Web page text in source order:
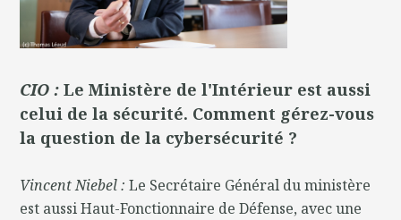
CIO :Le Ministère de l'Intérieur est aussi
celui de la sécurité. Comment gérez-vous
la question de la cybersécurité ?
Vincent Niebel :Le Secrétaire Général du ministère
est aussi Haut-Fonctionnaire de Défense, avec une